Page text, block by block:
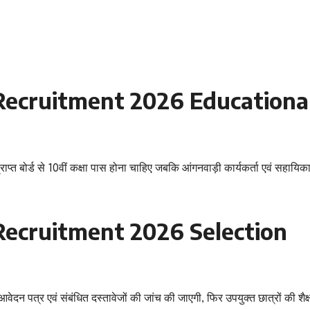
2026
बोर्ड से 10वीं कक्षा पास होना चाहिए जबकि आंगनवाड़ी कार्यकर्ता एवं
2026 Selection
पत्र एवं संबंधित दस्तावेजों की जांच की जाएगी, फिर उपयुक्त छात्रों की